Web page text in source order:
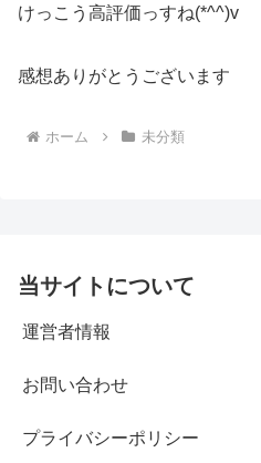
けっこう高評価っすね(*^^)v
感想ありがとうございます
ホーム 未分類
当サイトについて
運営者情報
お問い合わせ
プライバシーポリシー